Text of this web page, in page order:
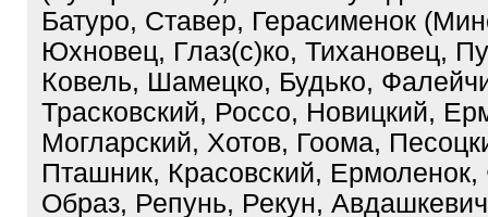
Батуро, Ставер, Герасименок
Юхновец, Глаз(с)ко, Тихановец,
Ковель, Шамецко, Будько,
Трасковский, Россо, Новицкий,
Могларский, Хотов, Гоома,
Пташник, Красовский,
Образ, Репунь, Рекун,